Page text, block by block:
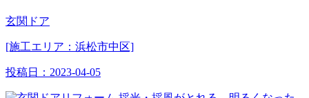
玄関ドア
[施工エリア：浜松市中区]
投稿日： 2023-04-05